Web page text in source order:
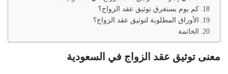
كم يوم يستغرق توثيق عقد الزواج؟
الأوراق المطلوبة لتوثيق عقد الزواج؟
الخاتمة
معنى توثيق عقد الزواج في السعودية